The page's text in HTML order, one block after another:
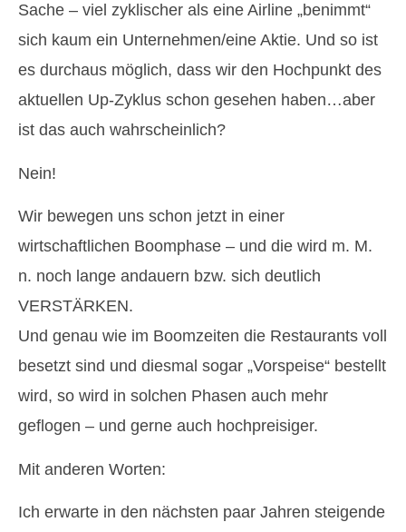
Sache – viel zyklischer als eine Airline „benimmt“
sich kaum ein Unternehmen/eine Aktie. Und so ist
es durchaus möglich, dass wir den Hochpunkt des
aktuellen Up-Zyklus schon gesehen haben…aber
ist das auch wahrscheinlich?
Nein!
Wir bewegen uns schon jetzt in einer
wirtschaftlichen Boomphase – und die wird m. M.
n. noch lange andauern bzw. sich deutlich
VERSTÄRKEN.
Und genau wie im Boomzeiten die Restaurants voll
besetzt sind und diesmal sogar „Vorspeise“ bestellt
wird, so wird in solchen Phasen auch mehr
geflogen – und gerne auch hochpreisiger.
Mit anderen Worten:
Ich erwarte in den nächsten paar Jahren steigende